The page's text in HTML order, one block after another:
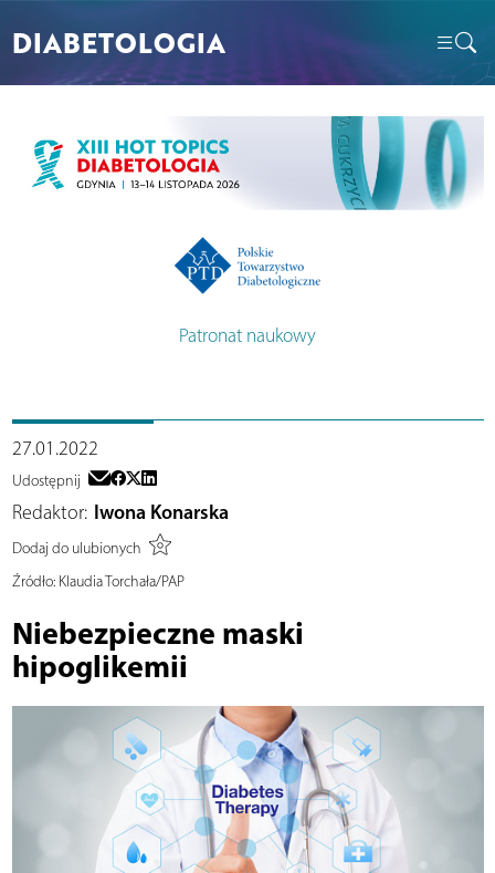
DIABETOLOGIA
Patronat naukowy
27.01.2022
Udostępnij
Redaktor: Iwona Konarska
Dodaj do ulubionych
Źródło:Klaudia Torchała/PAP
Niebezpieczne maski
hipoglikemii